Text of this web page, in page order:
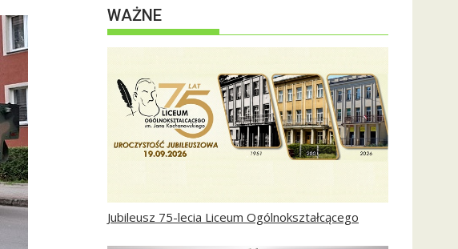
WAŻNE
Jubileusz 75-lecia Liceum Ogólnokształcącego